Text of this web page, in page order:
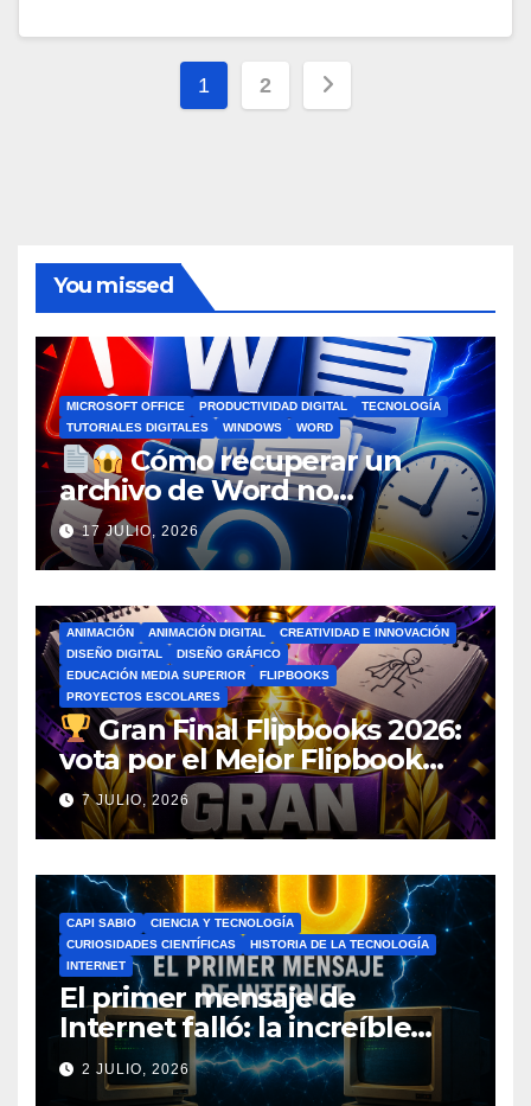
Paginación
1 2
You missed
MICROSOFT OFFICE PRODUCTIVIDAD DIGITAL
TECNOLOGÍA
TUTORIALES DIGITALES
WINDOWS WORD
Cómo recuperar un
archivo de Word no
guardado antes de entrar en
pánico
17 JULIO, 2026
ANIMACIÓN ANIMACIÓN DIGITAL
CREATIVIDAD E INNOVACIÓN
DISEÑO DIGITAL
DISEÑO GRÁFICO
EDUCACIÓN MEDIA SUPERIOR
FLIPBOOKS
PROYECTOS ESCOLARES
Gran Final Flipbooks 2026:
vota por el Mejor Flipbook
del Ciclo Escolar
7 JULIO, 2026
CAPI SABIO
CIENCIA Y TECNOLOGÍA
CURIOSIDADES CIENTÍFICAS
HISTORIA DE LA TECNOLOGÍA
INTERNET
El primer mensaje de
Internet falló: la increíble
historia de ARPANET que
cambió el mundo
2 JULIO, 2026